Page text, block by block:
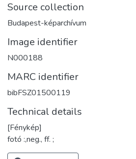
Source collection
Budapest-képarchívum
Image identifier
N000188
MARC identifier
bibFSZ01500119
Technical details
[Fénykép]
fotó :,neg., ff. ;